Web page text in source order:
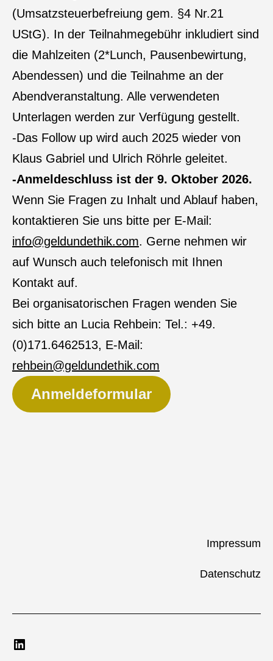
(Umsatzsteuerbefreiung gem. §4 Nr.21
UStG). In der Teilnahmegebühr inkludiert sind
die Mahlzeiten (2*Lunch, Pausenbewirtung,
Abendessen) und die Teilnahme an der
Abendveranstaltung. Alle verwendeten
Unterlagen werden zur Verfügung gestellt.
-Das Follow up wird auch 2025 wieder von
Klaus Gabriel und Ulrich Röhrle geleitet.
-Anmeldeschluss ist der 9. Oktober 2026.
Wenn Sie Fragen zu Inhalt und Ablauf haben,
kontaktieren Sie uns bitte per E-Mail:
info@geldundethik.com. Gerne nehmen wir
auf Wunsch auch telefonisch mit Ihnen
Kontakt auf.
Bei organisatorischen Fragen wenden Sie
sich bitte an Lucia Rehbein: Tel.: +49.
(0)171.6462513, E-Mail:
rehbein@geldundethik.com
Anmeldeformular
Impressum
Datenschutz